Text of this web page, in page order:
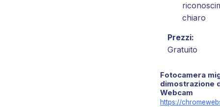
chiaro
Prezzi:
Gratuito
Fotocamera
dimostrazione
Webcam
https://